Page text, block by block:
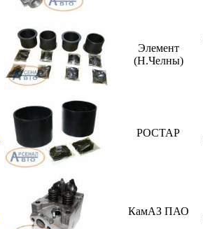
Элемент
(Н.Челны)
РОСТАР
КамАЗ ПАО